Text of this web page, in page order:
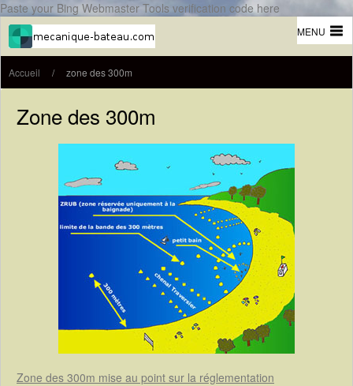
Paste your Bing Webmaster Tools verification code here
MENU
Accueil / zone des 300m
Zone des 300m
Zone des 300m mise au point sur la réglementation